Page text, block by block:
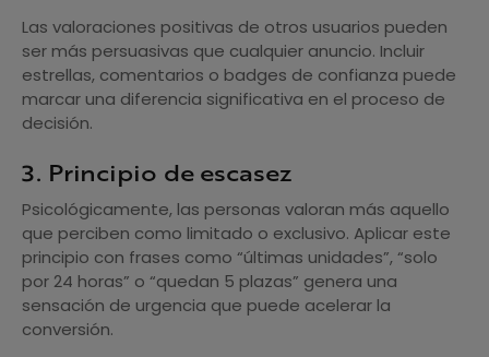
Las valoraciones positivas de otros usuarios pueden
ser más persuasivas que cualquier anuncio. Incluir
estrellas, comentarios o badges de confianza puede
marcar una diferencia significativa en el proceso de
decisión.
3. Principio de escasez
Psicológicamente, las personas valoran más aquello
que perciben como limitado o exclusivo. Aplicar este
principio con frases como “últimas unidades”, “solo
por 24 horas” o “quedan 5 plazas” genera una
sensación de urgencia que puede acelerar la
conversión.